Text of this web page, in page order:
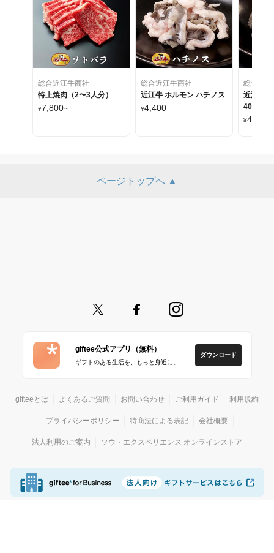
総合近江牛商社
特上焼肉（2〜3人分）
¥7,800~
総合近江牛商社
近江牛 ホルモン ハチノス
¥4,400
総合近
近江牛
400g
¥4,400
ページトップへ ▲
giftee公式アプリ（無料）
ギフトのある生活を、もっと身近に。
ダウンロード
gifteeとは よくあるご質問 お問い合わせ ご利用ガイド 利用規約
プライバシーポリシー 特商法による表記 会社概要
法人利用のご案内 ソウ・エクスペリエンス オンラインストア